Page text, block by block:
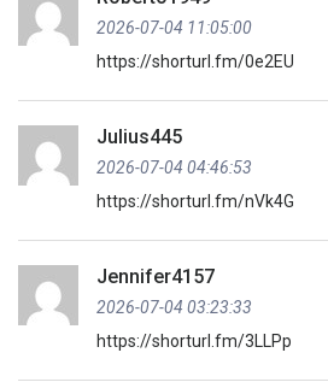
2026-07-04 11:05:00
https://shorturl.fm/0e2EU
Julius445
2026-07-04 04:46:53
https://shorturl.fm/nVk4G
Jennifer4157
2026-07-04 03:23:33
https://shorturl.fm/3LLPp